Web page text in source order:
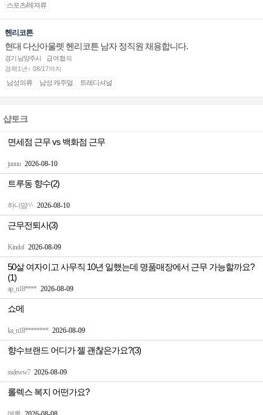
스포츠/레져류
헨리코튼
현대 다산아울렛 헨리코튼 남자 정직원 채용합니다.
경기 남양주시
급여협의
경력1년↑ 08/17까지
남성의류 남성 캐주얼 트레디셔널
샵토크
juuuu 2026-08-10
면세점 근무 vs 백화점 근무
하니맘^^ 2026-08-10
트루동 향수(2)
Kindof 2026-08-09
근무전퇴사(3)
ap_n18**** 2026-08-09
50살 여자이고 사무직 10년 일했는데 명품매장에서 근무 가능할까요?
(1)
ka_n18******** 2026-08-09
쇼메
ssdeww7 2026-08-09
향수브랜드 어디가 젤 괜찮은가요?(3)
롤렉스 복지 어떤가요?